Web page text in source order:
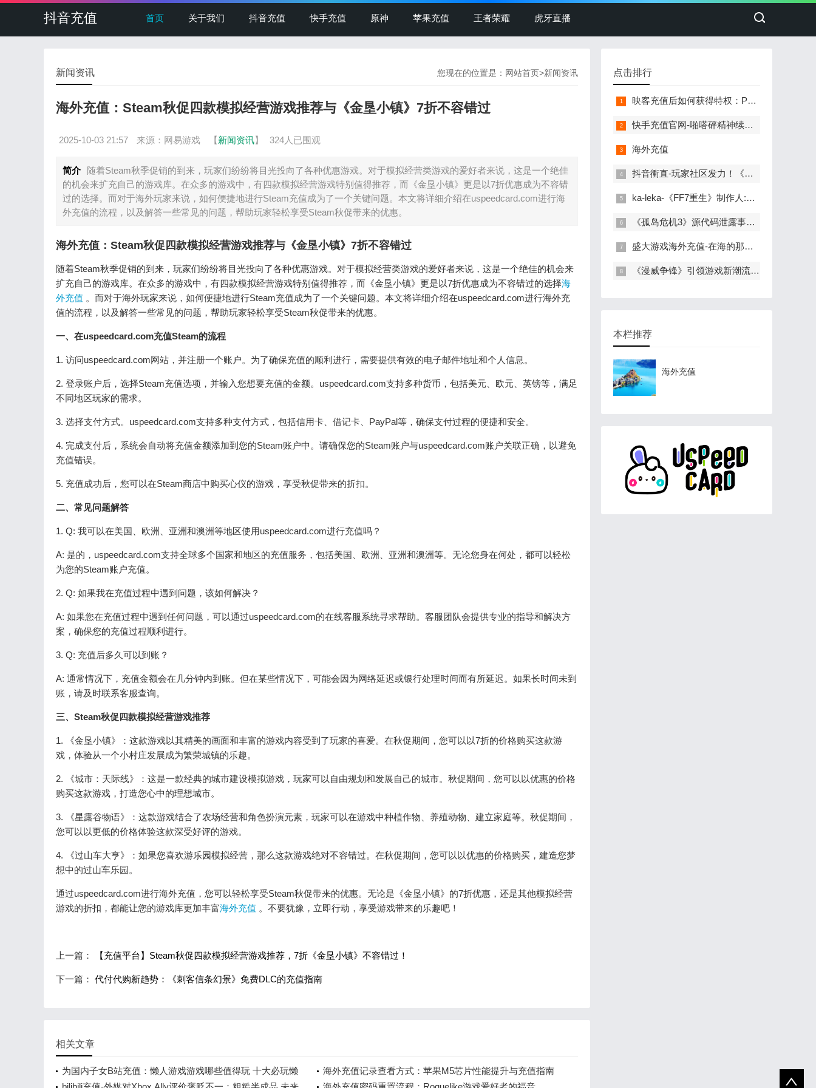
抖音充值 首页 关于我们 抖音充值 快手充值 原神 苹果充值 王者荣耀 虎牙直播
您现在的位置是： 网站首页>新闻资讯
新闻资讯
海外充值：Steam秋促四款模拟经营游戏推荐与《金垦小镇》7折不容错过
2025-10-03 21:57 来源：网易游戏 【新闻资讯】 324人已围观
简介
随着Steam秋季促销的到来，玩家们纷纷将目光投向了各种优惠游戏。对于模拟经营类游戏的爱好者来说，这是一个绝佳
的机会来扩充自己的游戏库。在众多的游戏中，有四款模拟经营游戏特别值得推荐，而《金垦小镇》更是以7折优惠成为不容错
过的选择。而对于海外玩家来说，如何便捷地进行Steam充值成为了一个关键问题。本文将详细介绍在uspeedcard.com进行海
外充值的流程，以及解答一些常见的问题，帮助玩家轻松享受Steam秋促带来的优惠。
海外充值：Steam秋促四款模拟经营游戏推荐与《金垦小镇》7折不容错过
随着Steam秋季促销的到来，玩家们纷纷将目光投向了各种优惠游戏。对于模拟经营类游戏的爱好者来说，这是一个绝佳的机会来
扩充自己的游戏库。在众多的游戏中，有四款模拟经营游戏特别值得推荐，而《金垦小镇》更是以7折优惠成为不容错过的选择海
外充值 。而对于海外玩家来说，如何便捷地进行Steam充值成为了一个关键问题。本文将详细介绍在uspeedcard.com进行海外充
值的流程，以及解答一些常见的问题，帮助玩家轻松享受Steam秋促带来的优惠。
一、在uspeedcard.com充值Steam的流程
1. 访问uspeedcard.com网站，并注册一个账户。为了确保充值的顺利进行，需要提供有效的电子邮件地址和个人信息。
2. 登录账户后，选择Steam充值选项，并输入您想要充值的金额。uspeedcard.com支持多种货币，包括美元、欧元、英镑等，满足
不同地区玩家的需求。
3. 选择支付方式。uspeedcard.com支持多种支付方式，包括信用卡、借记卡、PayPal等，确保支付过程的便捷和安全。
4. 完成支付后，系统会自动将充值金额添加到您的Steam账户中。请确保您的Steam账户与uspeedcard.com账户关联正确，以避免
充值错误。
5. 充值成功后，您可以在Steam商店中购买心仪的游戏，享受秋促带来的折扣。
二、常见问题解答
1. Q: 我可以在美国、欧洲、亚洲和澳洲等地区使用uspeedcard.com进行充值吗？
A: 是的，uspeedcard.com支持全球多个国家和地区的充值服务，包括美国、欧洲、亚洲和澳洲等。无论您身在何处，都可以轻松
为您的Steam账户充值。
2. Q: 如果我在充值过程中遇到问题，该如何解决？
A: 如果您在充值过程中遇到任何问题，可以通过uspeedcard.com的在线客服系统寻求帮助。客服团队会提供专业的指导和解决方
案，确保您的充值过程顺利进行。
3. Q: 充值后多久可以到账？
A: 通常情况下，充值金额会在几分钟内到账。但在某些情况下，可能会因为网络延迟或银行处理时间而有所延迟。如果长时间未到
账，请及时联系客服查询。
三、Steam秋促四款模拟经营游戏推荐
1. 《金垦小镇》：这款游戏以其精美的画面和丰富的游戏内容受到了玩家的喜爱。在秋促期间，您可以以7折的价格购买这款游
戏，体验从一个小村庄发展成为繁荣城镇的乐趣。
2. 《城市：天际线》：这是一款经典的城市建设模拟游戏，玩家可以自由规划和发展自己的城市。秋促期间，您可以以优惠的价格
购买这款游戏，打造您心中的理想城市。
3. 《星露谷物语》：这款游戏结合了农场经营和角色扮演元素，玩家可以在游戏中种植作物、养殖动物、建立家庭等。秋促期间，
您可以以更低的价格体验这款深受好评的游戏。
4. 《过山车大亨》：如果您喜欢游乐园模拟经营，那么这款游戏绝对不容错过。在秋促期间，您可以以优惠的价格购买，建造您梦
想中的过山车乐园。
通过uspeedcard.com进行海外充值，您可以轻松享受Steam秋促带来的优惠。无论是《金垦小镇》的7折优惠，还是其他模拟经营
游戏的折扣，都能让您的游戏库更加丰富海外充值 。不要犹豫，立即行动，享受游戏带来的乐趣吧！
上一篇： 【充值平台】Steam秋促四款模拟经营游戏推荐，7折《金垦小镇》不容错过！
下一篇： 代付代购新趋势：《刺客信条幻景》免费DLC的充值指南
相关文章
为国内子女B站充值：懒人游戏游戏哪些值得玩 十大必玩懒
海外充值记录查看方式：苹果M5芯片性能提升与充值指南
点击排行
映客充值后如何获得特权：PS+15周年庆典与游戏特权解析
快手充值官网-啪嗒砰精神续作 《Ratatan》Steam商店页面上线
海外充值
抖音衝直-玩家社区发力！《潜行者2》每小时都有新MOD发布
ka-leka-《FF7重生》制作人:有人说小游戏塞太多 下部会收敛
《孤岛危机3》源代码泄露事件：抖音儲值mycard成密码
盛大游戏海外充值-在海的那边，“米饭仙人”得到了渴望的一切
《漫威争锋》引领游戏新潮流，王者荣耀海外充值iOS服务升级
本栏推荐
海外充值